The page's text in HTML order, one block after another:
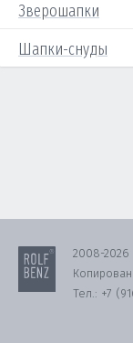
Зверошапки
Шапки-снуды
2008-
Тел.: +7